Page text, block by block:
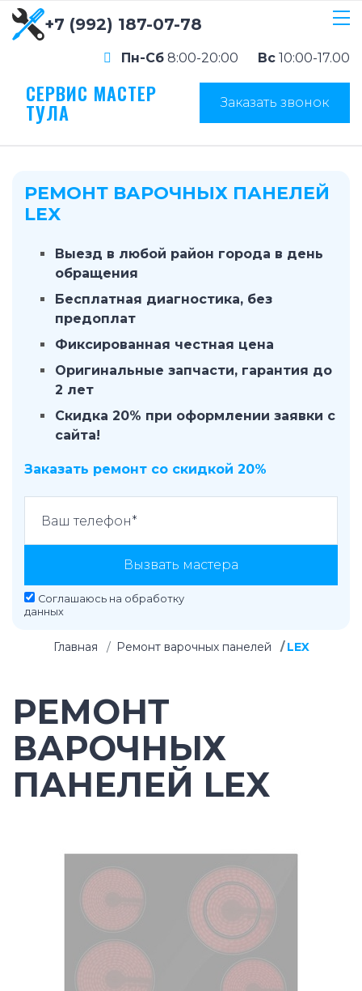
+7 (992) 187-07-78
Пн-Сб 8:00-20:00 Вс 10:00-17.00
СЕРВИС МАСТЕР
ТУЛА Заказать звонок
РЕМОНТ ВАРОЧНЫХ ПАНЕЛЕЙ
LEX
Выезд в любой район города в день
обращения
Бесплатная диагностика, без
предоплат
Фиксированная честная цена
Оригинальные запчасти, гарантия до
2 лет
Скидка 20% при оформлении заявки с
сайта!
Заказать ремонт со скидкой 20%
Вызвать мастера
Соглашаюсь на обработку
данных
Главная Ремонт варочных панелей LEX
РЕМОНТ
ВАРОЧНЫХ
ПАНЕЛЕЙ LEX